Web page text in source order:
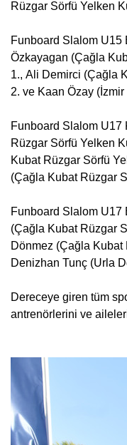
Rüzgar Sörfü Yelken
Funboard Slalom U15
Özkayagan (Çağla
1., Ali Demirci (Çağla
2. ve Kaan Özay (
Funboard Slalom U17
Rüzgar Sörfü Yelken
Kubat Rüzgar Sörfü
(Çağla Kubat Rüzgar
Funboard Slalom U17
(Çağla Kubat Rüzgar
Dönmez (Çağla Kubat
Denizhan Tunç (Urla
Dereceye giren tüm
antrenörlerini ve